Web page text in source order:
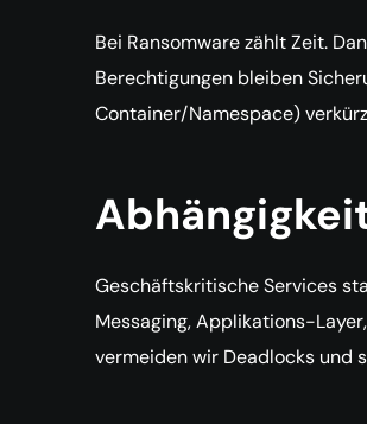
Bei Ransomware zählt Zeit.
Berechtigungen bleiben
Container/Namespace)
Geschäftskritische Services
Messaging, Applikations-
vermeiden wir Deadlocks und